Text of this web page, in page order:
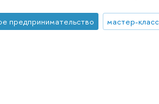
предпринимательство мастер-